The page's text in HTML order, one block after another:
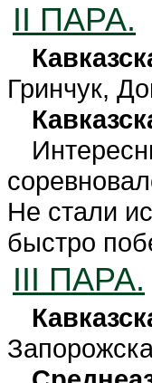
II ПАРА.
Гринчук,
Не стали
быстро
III ПАРА.